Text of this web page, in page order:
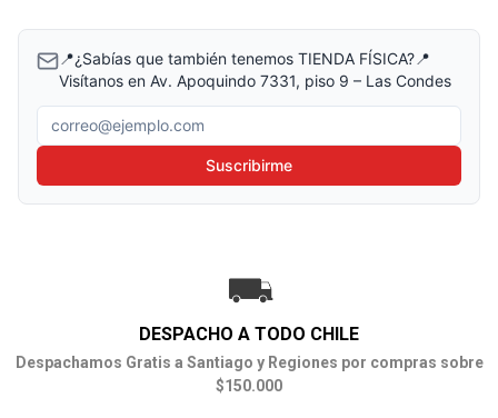
📍¿Sabías que también tenemos TIENDA FÍSICA?📍
Visítanos en Av. Apoquindo 7331, piso 9 – Las Condes
Correo electrónico
Suscribirme
DESPACHO A TODO CHILE
Despachamos Gratis a Santiago y Regiones por compras sobre
$150.000